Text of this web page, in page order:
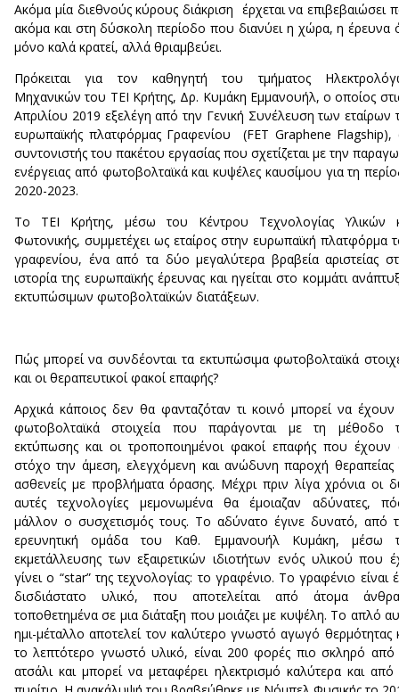
Ακόμα μία διεθνούς κύρους διάκριση έρχεται να επιβεβαιώσει
ακόμα και στη δύσκολη περίοδο που διανύει η χώρα, η έρευνα
μόνο καλά κρατεί, αλλά θριαμβεύει.
Πρόκειται για τον καθηγητή του τμήματος
Μηχανικών του ΤΕΙ Κρήτης, Δρ. Κυμάκη Εμμανουήλ, ο οποίος
Απριλίου 2019 εξελέγη από την Γενική Συνέλευση των εταίρων
ευρωπαϊκής πλατφόρμας Γραφενίου (FET Graphene Flagship),
συντονιστής του πακέτου εργασίας που σχετίζεται με την
ενέργειας από φωτοβολταϊκά και κυψέλες καυσίμου για τη
2020-2023.
Το ΤΕΙ Κρήτης, μέσω του Κέντρου Τεχνολογίας Υλικών
Φωτονικής, συμμετέχει ως εταίρος στην ευρωπαϊκή πλατφόρμα
γραφενίου, ένα από τα δύο μεγαλύτερα βραβεία αριστείας
ιστορία της ευρωπαϊκής έρευνας και ηγείται στο κομμάτι
εκτυπώσιμων φωτοβολταϊκών διατάξεων.
Πώς μπορεί να συνδέονται τα εκτυπώσιμα φωτοβολταϊκά
και οι θεραπευτικοί φακοί επαφής?
Αρχικά κάποιος δεν θα φανταζόταν τι κοινό μπορεί να έχουν
φωτοβολταϊκά στοιχεία που παράγονται με τη μέθοδο
εκτύπωσης και οι τροποποιημένοι φακοί επαφής που έχουν
στόχο την άμεση, ελεγχόμενη και ανώδυνη παροχή θεραπείας
ασθενείς με προβλήματα όρασης. Μέχρι πριν λίγα χρόνια οι
αυτές τεχνολογίες μεμονωμένα θα έμοιαζαν αδύνατες,
μάλλον ο συσχετισμός τους. Το αδύνατο έγινε δυνατό, από
ερευνητική ομάδα του Καθ. Εμμανουήλ Κυμάκη, μέσω
εκμετάλλευσης των εξαιρετικών ιδιοτήτων ενός υλικού που
γίνει ο “star” της τεχνολογίας: το γραφένιο. Το γραφένιο είναι
δισδιάστατο υλικό, που αποτελείται από άτομα
τοποθετημένα σε μια διάταξη που μοιάζει με κυψέλη. Το απλό
ημι-μέταλλο αποτελεί τον καλύτερο γνωστό αγωγό θερμότητας
το λεπτότερο γνωστό υλικό, είναι 200 φορές πιο σκληρό από
ατσάλι και μπορεί να μεταφέρει ηλεκτρισμό καλύτερα και από